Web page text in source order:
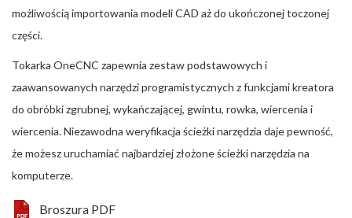
możliwością importowania modeli CAD aż do ukończonej toczonej
części.
Tokarka OneCNC zapewnia zestaw podstawowych i
zaawansowanych narzędzi programistycznych z funkcjami kreatora
do obróbki zgrubnej, wykańczającej, gwintu, rowka, wiercenia i
wiercenia. Niezawodna weryfikacja ścieżki narzędzia daje pewność,
że możesz uruchamiać najbardziej złożone ścieżki narzędzia na
komputerze.
Broszura PDF